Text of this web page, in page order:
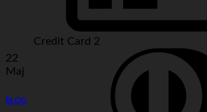
Credit Card 2
22
Maj
BLOG